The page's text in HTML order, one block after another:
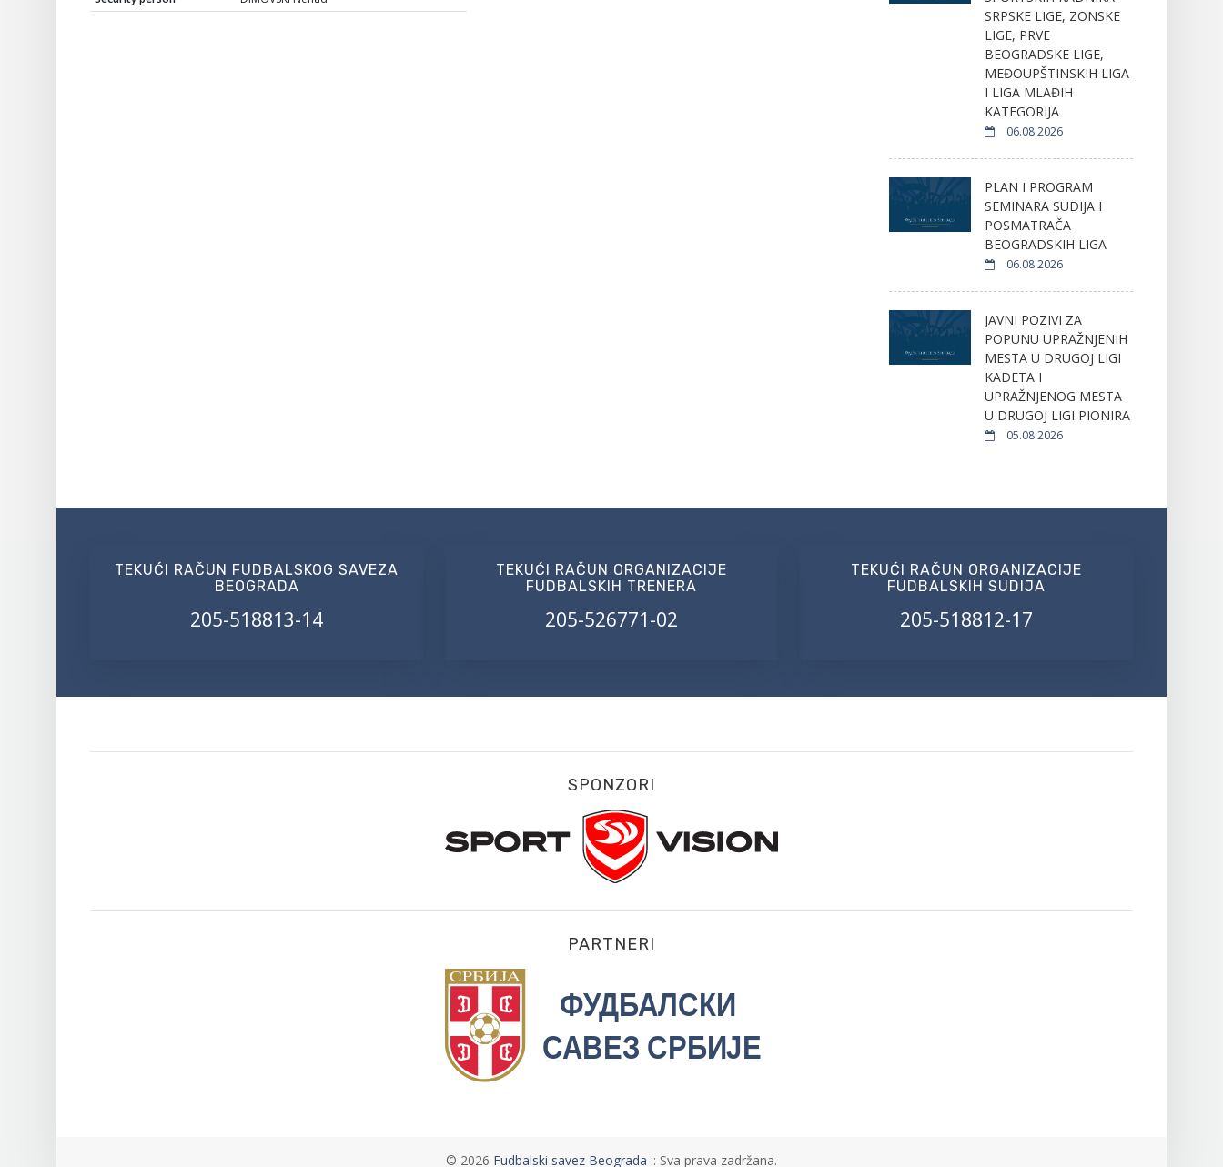
SRPSKE LIGE, ZONSKE
LIGE, PRVE
BEOGRADSKE LIGE,
MEĐOUPŠTINSKIH LIGA
I LIGA MLAĐIH
KATEGORIJA
06.08.2026
PLAN I PROGRAM
SEMINARA SUDIJA I
POSMATRAČA
BEOGRADSKIH LIGA
06.08.2026
JAVNI POZIVI ZA
POPUNU UPRAŽNJENIH
MESTA U DRUGOJ LIGI
KADETA I
UPRAŽNJENOG MESTA
U DRUGOJ LIGI PIONIRA
05.08.2026
TEKUĆI RAČUN FUDBALSKOG SAVEZA
BEOGRADA
205-518813-14
TEKUĆI RAČUN ORGANIZACIJE
FUDBALSKIH TRENERA
205-526771-02
TEKUĆI RAČUN ORGANIZACIJE
FUDBALSKIH SUDIJA
205-518812-17
SPONZORI
PARTNERI
© 2026 Fudbalski savez Beograda :: Sva prava zadržana.